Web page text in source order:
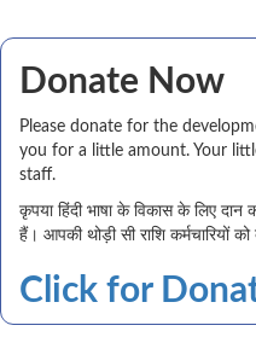
Donate Now
Please donate for the
you for a little amount. Your
staff.
कृपया हिंदी भाषा के विकास के लिए
हैं। आपकी थोड़ी सी राशि कर्मचारियों
Click for